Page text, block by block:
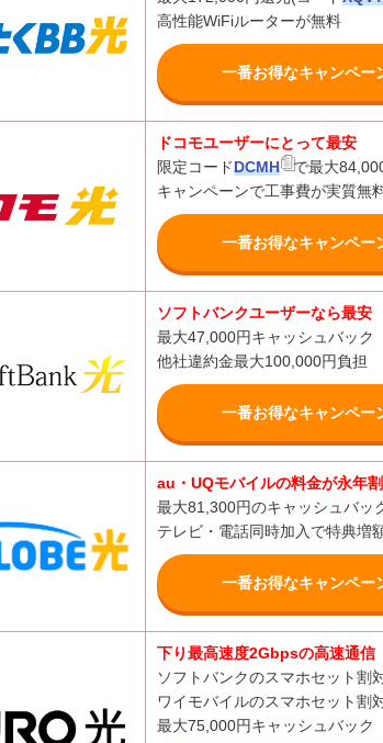
高性能WiFiルーターが無料
一番お得なキャンペー
ドコモユーザーにとって最安
限定コードDCMH
で最大
キャンペーンで工事費が実質無
一番お得なキャンペー
ソフトバンクユーザーなら最安
最大47,000円キャッシュバック
他社違約金最大100,000円負担
一番お得なキャンペー
au・UQモバイルの料金が永年割
最大81,300円のキャッシュバッ
テレビ・電話同時加入で特典増
一番お得なキャンペー
下り最高速度2Gbpsの高速通信
ソフトバンクのスマホセット割
ワイモバイルのスマホセット割
最大75,000円キャッシュバック